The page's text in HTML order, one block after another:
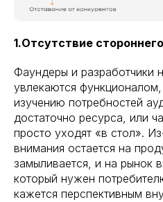
1.Отсутствие
Фаундеры и разработчики
увлекаются
изучению потребностей
достаточно ресурса, или
просто уходят «в стол».
внимания остается на
замыливается, и на рынок
который нужен
кажется перспективным